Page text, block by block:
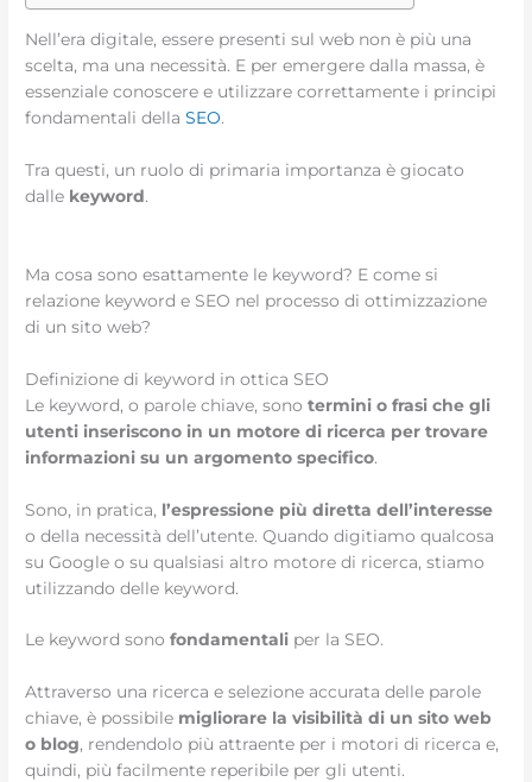
Nell’era digitale, essere presenti sul web non è più una
scelta, ma una necessità. E per emergere dalla massa, è
essenziale conoscere e utilizzare correttamente i principi
fondamentali della SEO.
Tra questi, un ruolo di primaria importanza è giocato
dalle keyword.
Ma cosa sono esattamente le keyword? E come si
relazione keyword e SEO nel processo di ottimizzazione
di un sito web?
Definizione di keyword in ottica SEO
Le keyword, o parole chiave, sonotermini o frasi che gli
utenti inseriscono in un motore di ricerca per trovare
informazioni su un argomento specifico.
Sono, in pratica, l’espressione più diretta dell’interesse
o della necessità dell’utente. Quando digitiamo qualcosa
su Google o su qualsiasi altro motore di ricerca, stiamo
utilizzando delle keyword.
Le keyword sono fondamentali per la SEO.
Attraverso una ricerca e selezione accurata delle parole
chiave, è possibile migliorare la visibilità di un sito web
o blog, rendendolo più attraente per i motori di ricerca e,
quindi, più facilmente reperibile per gli utenti.